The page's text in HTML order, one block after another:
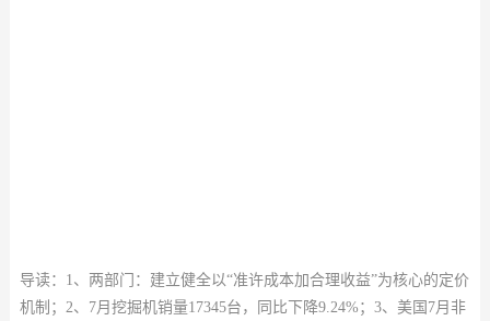
导读：1、两部门：建立健全以“准许成本加合理收益”为核心的定价
机制；2、7月挖掘机销量17345台，同比下降9.24%；3、美国7月非